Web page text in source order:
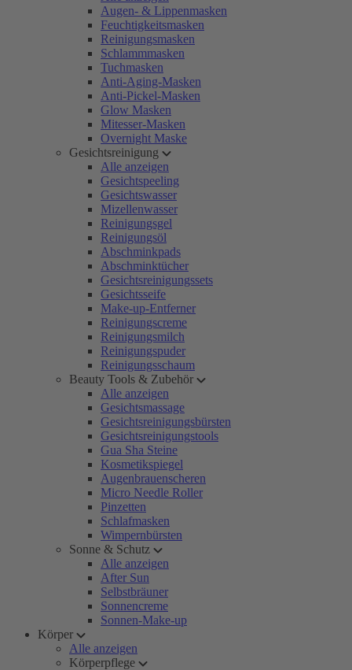
Augen- & Lippenmasken
Feuchtigkeitsmasken
Reinigungsmasken
Schlammmasken
Tuchmasken
Anti-Aging-Masken
Anti-Pickel-Masken
Glow Masken
Mitesser-Masken
Overnight Maske
Gesichtsreinigung
Alle anzeigen
Gesichtspeeling
Gesichtswasser
Mizellenwasser
Reinigungsgel
Reinigungsöl
Abschminkpads
Abschminktücher
Gesichtsreinigungssets
Gesichtsseife
Make-up-Entferner
Reinigungscreme
Reinigungsmilch
Reinigungspuder
Reinigungsschaum
Beauty Tools & Zubehör
Alle anzeigen
Gesichtsmassage
Gesichtsreinigungsbürsten
Gesichtsreinigungstools
Gua Sha Steine
Kosmetikspiegel
Augenbrauenscheren
Micro Needle Roller
Pinzetten
Schlafmasken
Wimpernbürsten
Sonne & Schutz
Alle anzeigen
After Sun
Selbstbräuner
Sonnencreme
Sonnen-Make-up
Körper
Alle anzeigen
Körperpflege